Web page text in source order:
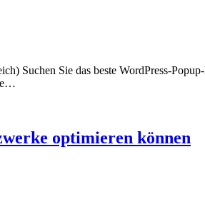
Suchen Sie das beste WordPress-
optimieren können